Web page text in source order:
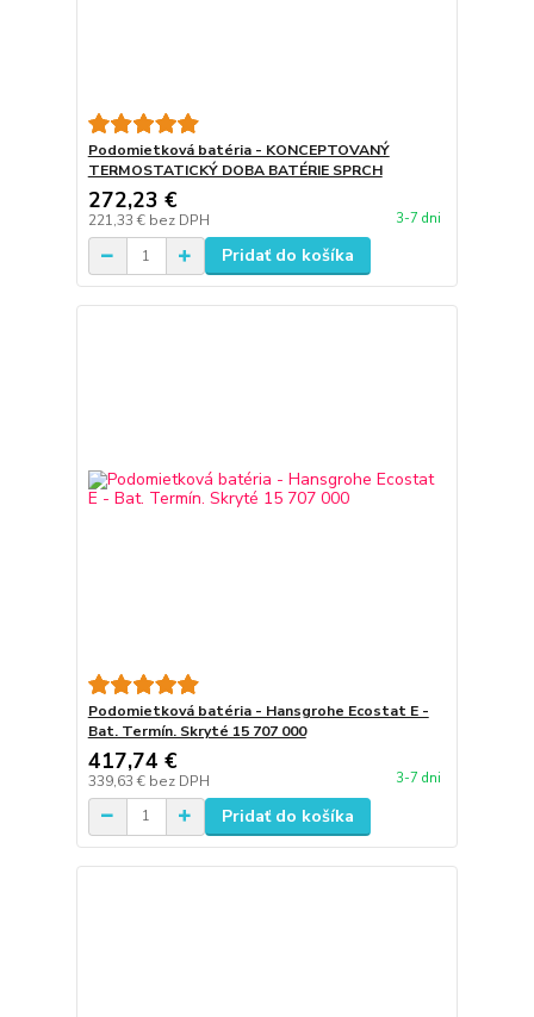
Podomietková batéria - KONCEPTOVANÝ
TERMOSTATICKÝ DOBA BATÉRIE SPRCH
272,23 €
221,33 € bez DPH 3-7 dni
Pridať do košíka
Podomietková batéria - Hansgrohe Ecostat E -
Bat. Termín. Skryté 15 707 000
417,74 €
339,63 € bez DPH 3-7 dni
Pridať do košíka